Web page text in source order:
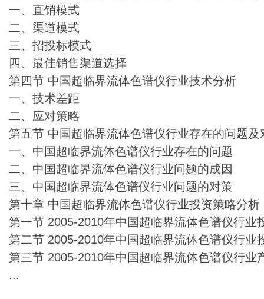
一、直销模式
二、渠道模式
三、招投标模式
四、最佳销售渠道选择
第四节 中国超临界流体色谱仪行业技术分析
一、技术差距
二、应对策略
第五节 中国超临界流体色谱仪行业存在的问题
一、中国超临界流体色谱仪行业存在的问题
二、中国超临界流体色谱仪行业问题的成因
三、中国超临界流体色谱仪行业问题的对策
第十章 中国超临界流体色谱仪行业投资策略分析
第一节 2005-2010年中国超临界流体色谱仪行业
第二节 2005-2010年中国超临界流体色谱仪行业
第三节 2005-2010年中国超临界流体色谱仪行业
...